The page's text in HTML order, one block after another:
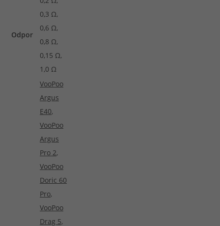
Odpor
0,3 Ω,
0,6 Ω,
0,8 Ω,
0,15 Ω,
1,0 Ω
VooPoo
Argus
E40,
VooPoo
Argus
Pro 2,
VooPoo
Doric 60
Pro,
VooPoo
Drag 5,